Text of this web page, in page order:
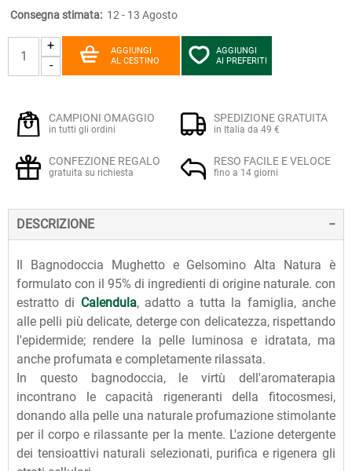
Consegna stimata: 12 - 13 Agosto
+
-
AGGIUNGI
AL CESTINO
AGGIUNGI
AI PREFERITI
CAMPIONI OMAGGIO
in tutti gli ordini
SPEDIZIONE GRATUITA
in Italia da 49 €
CONFEZIONE REGALO
gratuita su richiesta
RESO FACILE E VELOCE
fino a 14 giorni
DESCRIZIONE
Il Bagnodoccia Mughetto e Gelsomino Alta Natura è
formulato con il 95% di ingredienti di origine naturale. con
estratto di Calendula, adatto a tutta la famiglia, anche
alle pelli più delicate, deterge con delicatezza, rispettando
l'epidermide; rendere la pelle luminosa e idratata, ma
anche profumata e completamente rilassata.
In questo bagnodoccia, le virtù dell'aromaterapia
incontrano le capacità rigeneranti della fitocosmesi,
donando alla pelle una naturale profumazione stimolante
per il corpo e rilassante per la mente. L'azione detergente
dei tensioattivi naturali selezionati, purifica e rigenera gli